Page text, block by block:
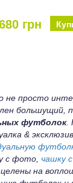
грн
не просто
большущий,
футболок.
&
с фото, чашку
на